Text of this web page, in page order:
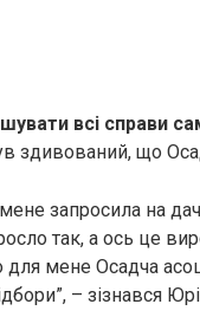
всі справи
здивований, що
запросила на
так, а ось це
мене Осадча
– зізнався